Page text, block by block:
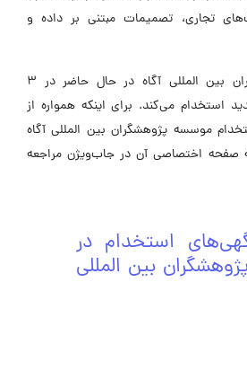
تجاری، تصمیمات مبتنی بر داده و
موسسه پژوهشگران بین المللی آگاه در حال حاضر در 3
استخدام می‌کند. برای اینکه همواره از
موسسه پژوهشگران بین المللی آگاه
صفحه اختصاصی آن در جاب‌ویژن مراجعه
استخدام در
بین المللی